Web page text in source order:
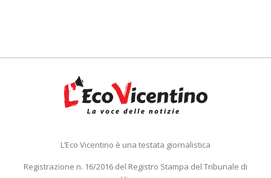
L’Eco Vicentino è una testata giornalistica
Registrazione n. 16/2016 del Registro Stampa del Tribunale di